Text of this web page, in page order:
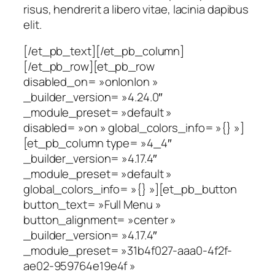
risus, hendrerit a libero vitae, lacinia dapibus
elit.
[/et_pb_text][/et_pb_column]
[/et_pb_row][et_pb_row
disabled_on= »on|on|on »
_builder_version= »4.24.0″
_module_preset= »default »
disabled= »on » global_colors_info= »{} »]
[et_pb_column type= »4_4″
_builder_version= »4.17.4″
_module_preset= »default »
global_colors_info= »{} »][et_pb_button
button_text= »Full Menu »
button_alignment= »center »
_builder_version= »4.17.4″
_module_preset= »31b4f027-aaa0-4f2f-
ae02-959764e19e4f »